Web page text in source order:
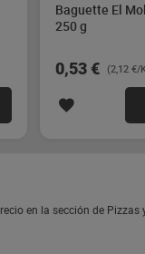
Baguette El
250 g
0,53 € (2,12 €/
en la sección de